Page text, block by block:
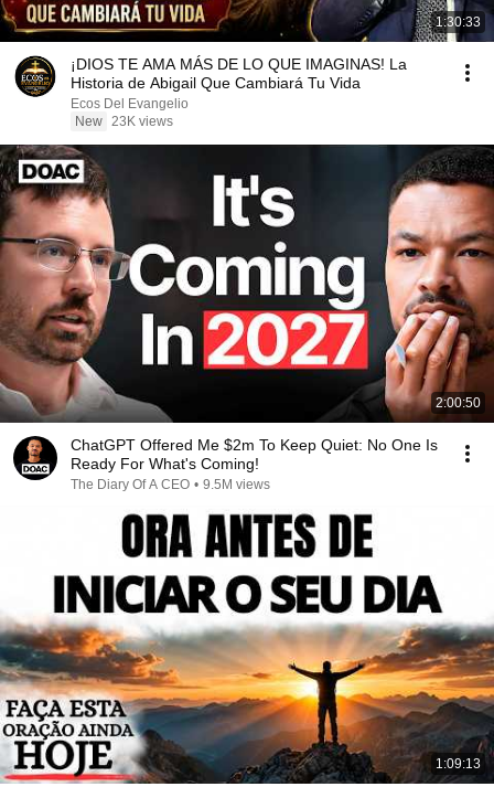
1:30:33
¡DIOS TE AMA MÁS DE LO QUE IMAGINAS! La
Historia de Abigail Que Cambiará Tu Vida
Ecos Del Evangelio
New 23K views
2:00:50
ChatGPT Offered Me $2m To Keep Quiet: No One Is
Ready For What's Coming!
The Diary Of A CEO • 9.5M views
1:09:13